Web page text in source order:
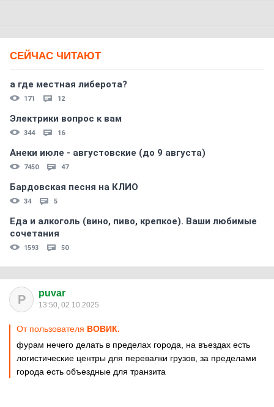
СЕЙЧАС ЧИТАЮТ
а где местная либерота?
171 12
Электрики вопрос к вам
344 16
Анеки июле - августовские (до 9 августа)
7450 47
Бардовская песня на КЛИО
34 5
Еда и алкоголь (вино, пиво, крепкое). Ваши любимые
сочетания
1593 50
P puvar
13:50, 02.10.2025
От пользователя ВОВИК.
фурам нечего делать в пределах города, на въездах есть
логистические центры для перевалки грузов, за пределами
города есть объездные для транзита